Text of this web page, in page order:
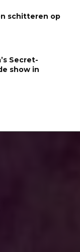
schitteren op
Secret-
show in